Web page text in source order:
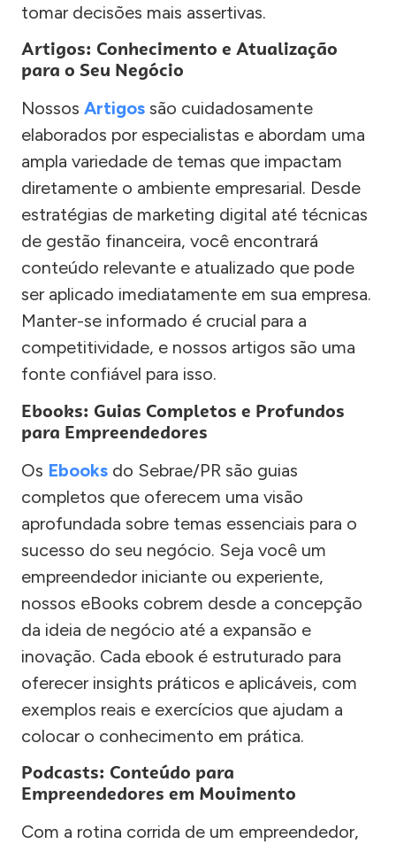
tomar decisões mais assertivas.
Artigos: Conhecimento e Atualização
para o Seu Negócio
Nossos Artigos são cuidadosamente
elaborados por especialistas e abordam uma
ampla variedade de temas que impactam
diretamente o ambiente empresarial. Desde
estratégias de marketing digital até técnicas
de gestão financeira, você encontrará
conteúdo relevante e atualizado que pode
ser aplicado imediatamente em sua empresa.
Manter-se informado é crucial para a
competitividade, e nossos artigos são uma
fonte confiável para isso.
Ebooks: Guias Completos e Profundos
para Empreendedores
Os Ebooks do Sebrae/PR são guias
completos que oferecem uma visão
aprofundada sobre temas essenciais para o
sucesso do seu negócio. Seja você um
empreendedor iniciante ou experiente,
nossos eBooks cobrem desde a concepção
da ideia de negócio até a expansão e
inovação. Cada ebook é estruturado para
oferecer insights práticos e aplicáveis, com
exemplos reais e exercícios que ajudam a
colocar o conhecimento em prática.
Podcasts: Conteúdo para
Empreendedores em Movimento
Com a rotina corrida de um empreendedor,